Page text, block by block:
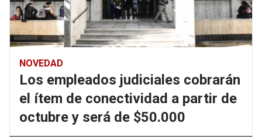
NOVEDAD
Los empleados judiciales cobrarán
el ítem de conectividad a partir de
octubre y será de $50.000